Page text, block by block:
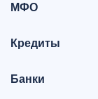
МФО
Кредиты
Банки